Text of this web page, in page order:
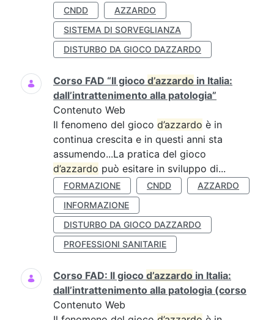
CNDD
AZZARDO
SISTEMA DI SORVEGLIANZA
DISTURBO DA GIOCO DAZZARDO
Corso FAD “Il gioco d’azzardo in Italia:
dall’intrattenimento alla patologia”
Contenuto Web
Il fenomeno del gioco d’azzardo è in
continua crescita e in questi anni sta
assumendo...La pratica del gioco
d’azzardo può esitare in sviluppo di...
FORMAZIONE CNDD
AZZARDO
INFORMAZIONE
DISTURBO DA GIOCO DAZZARDO
PROFESSIONI SANITARIE
Corso FAD: Il gioco d’azzardo in Italia:
dall’intrattenimento alla patologia (corso
Contenuto Web